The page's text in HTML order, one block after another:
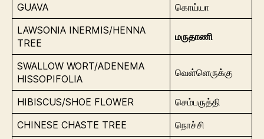
GUAVA
கொய்யா
LAWSONIA INERMIS/HENNA
TREE
மருதாணி
SWALLOW WORT/ADENEMA
HISSOPIFOLIA
வெள்ளெருக்கு
HIBISCUS/SHOE FLOWER
செம்பருத்தி
CHINESE CHASTE TREE
நொச்சி